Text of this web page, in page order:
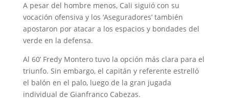
A pesar del hombre menos, Cali siguió con su
vocación ofensiva y los ‘Aseguradores’ también
apostaron por atacar a los espacios y bondades del
verde en la defensa.
Al 60’ Fredy Montero tuvo la opción más clara para el
triunfo. Sin embargo, el capitán y referente estrelló
el balón en el palo, luego de la gran jugada
individual de Gianfranco Cabezas.